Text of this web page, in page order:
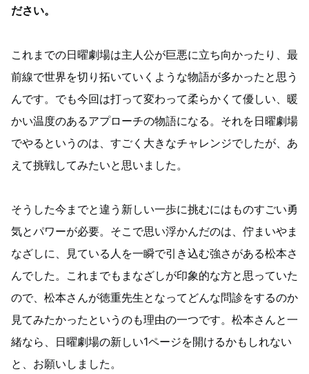
ださい。
これまでの日曜劇場は主人公が巨悪に立ち向かったり、最
前線で世界を切り拓いていくような物語が多かったと思う
んです。でも今回は打って変わって柔らかくて優しい、暖
かい温度のあるアプローチの物語になる。それを日曜劇場
でやるというのは、すごく大きなチャレンジでしたが、あ
えて挑戦してみたいと思いました。
そうした今までと違う新しい一歩に挑むにはものすごい勇
気とパワーが必要。そこで思い浮かんだのは、佇まいやま
なざしに、見ている人を一瞬で引き込む強さがある松本さ
んでした。これまでもまなざしが印象的な方と思っていた
ので、松本さんが徳重先生となってどんな問診をするのか
見てみたかったというのも理由の一つです。松本さんと一
緒なら、日曜劇場の新しい1ページを開けるかもしれない
と、お願いしました。